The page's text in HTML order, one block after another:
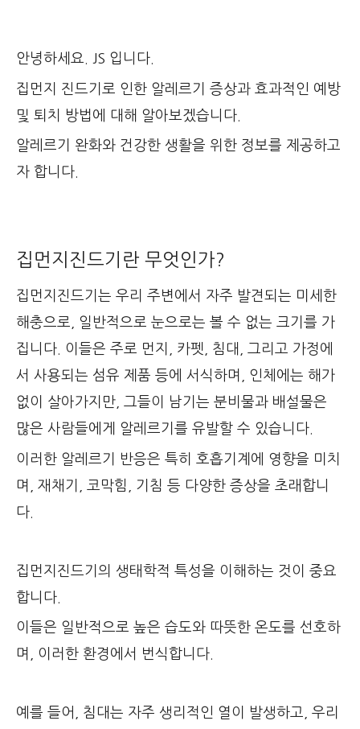
안녕하세요. JS 입니다.
집먼지 진드기로 인한 알레르기 증상과 효과적인 예방
및 퇴치 방법에 대해 알아보겠습니다.
알레르기 완화와 건강한 생활을 위한 정보를 제공하고
자 합니다.
집먼지진드기란 무엇인가?
집먼지진드기는 우리 주변에서 자주 발견되는 미세한
해충으로, 일반적으로 눈으로는 볼 수 없는 크기를 가
집니다. 이들은 주로 먼지, 카펫, 침대, 그리고 가정에
서 사용되는 섬유 제품 등에 서식하며, 인체에는 해가
없이 살아가지만, 그들이 남기는 분비물과 배설물은
많은 사람들에게 알레르기를 유발할 수 있습니다.
이러한 알레르기 반응은 특히 호흡기계에 영향을 미치
며, 재채기, 코막힘, 기침 등 다양한 증상을 초래합니
다.
집먼지진드기의 생태학적 특성을 이해하는 것이 중요
합니다.
이들은 일반적으로 높은 습도와 따뜻한 온도를 선호하
며, 이러한 환경에서 번식합니다.
예를 들어, 침대는 자주 생리적인 열이 발생하고, 우리